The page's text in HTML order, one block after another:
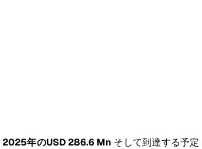
2025年のUSD 286.6 Mn そして到達する予定